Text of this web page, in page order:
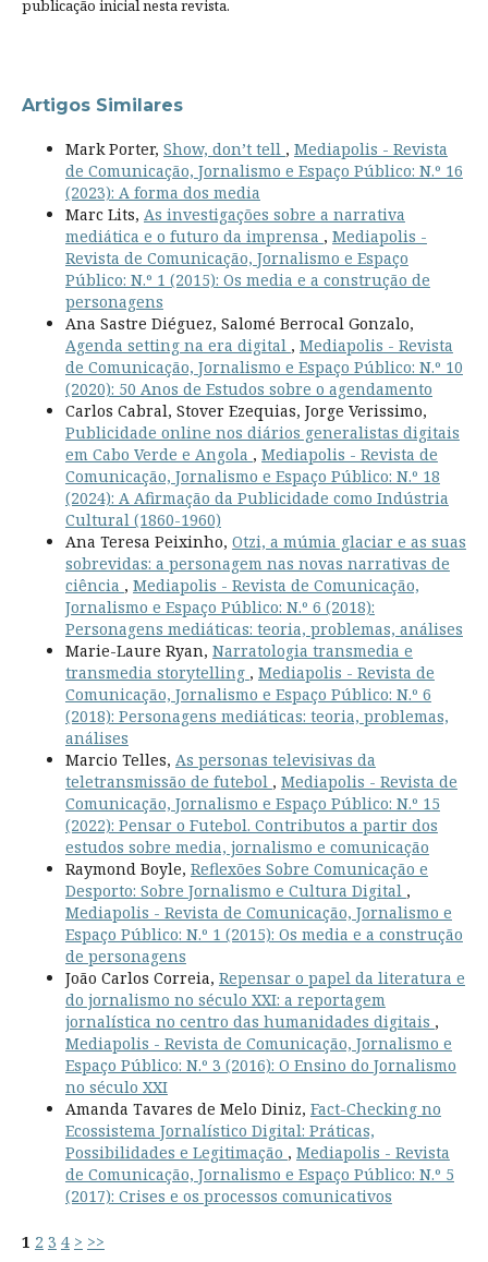
publicação inicial nesta revista.
Artigos Similares
Mark Porter, Show, don’t tell , Mediapolis - Revista
de Comunicação, Jornalismo e Espaço Público: N.º 16
(2023): A forma dos media
Marc Lits, As investigações sobre a narrativa
mediática e o futuro da imprensa , Mediapolis -
Revista de Comunicação, Jornalismo e Espaço
Público: N.º 1 (2015): Os media e a construção de
personagens
Ana Sastre Diéguez, Salomé Berrocal Gonzalo,
Agenda setting na era digital , Mediapolis - Revista
de Comunicação, Jornalismo e Espaço Público: N.º 10
(2020): 50 Anos de Estudos sobre o agendamento
Carlos Cabral, Stover Ezequias, Jorge Verissimo,
Publicidade online nos diários generalistas digitais
em Cabo Verde e Angola , Mediapolis - Revista de
Comunicação, Jornalismo e Espaço Público: N.º 18
(2024): A Afirmação da Publicidade como Indústria
Cultural (1860-1960)
Ana Teresa Peixinho, Otzi, a múmia glaciar e as suas
sobrevidas: a personagem nas novas narrativas de
ciência , Mediapolis - Revista de Comunicação,
Jornalismo e Espaço Público: N.º 6 (2018):
Personagens mediáticas: teoria, problemas, análises
Marie-Laure Ryan, Narratologia transmedia e
transmedia storytelling , Mediapolis - Revista de
Comunicação, Jornalismo e Espaço Público: N.º 6
(2018): Personagens mediáticas: teoria, problemas,
análises
Marcio Telles, As personas televisivas da
teletransmissão de futebol , Mediapolis - Revista de
Comunicação, Jornalismo e Espaço Público: N.º 15
(2022): Pensar o Futebol. Contributos a partir dos
estudos sobre media, jornalismo e comunicação
Raymond Boyle, Reflexões Sobre Comunicação e
Desporto: Sobre Jornalismo e Cultura Digital ,
Mediapolis - Revista de Comunicação, Jornalismo e
Espaço Público: N.º 1 (2015): Os media e a construção
de personagens
João Carlos Correia, Repensar o papel da literatura e
do jornalismo no século XXI: a reportagem
jornalística no centro das humanidades digitais ,
Mediapolis - Revista de Comunicação, Jornalismo e
Espaço Público: N.º 3 (2016): O Ensino do Jornalismo
no século XXI
Amanda Tavares de Melo Diniz, Fact-Checking no
Ecossistema Jornalístico Digital: Práticas,
Possibilidades e Legitimação , Mediapolis - Revista
de Comunicação, Jornalismo e Espaço Público: N.º 5
(2017): Crises e os processos comunicativos
1 2 3 4 > >>